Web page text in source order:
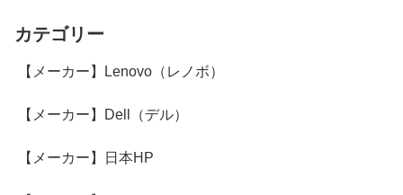
カテゴリー
【メーカー】Lenovo（レノボ）
【メーカー】Dell（デル）
【メーカー】日本HP